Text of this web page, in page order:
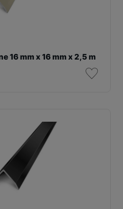
16 mm x 16 mm x 2,5 m